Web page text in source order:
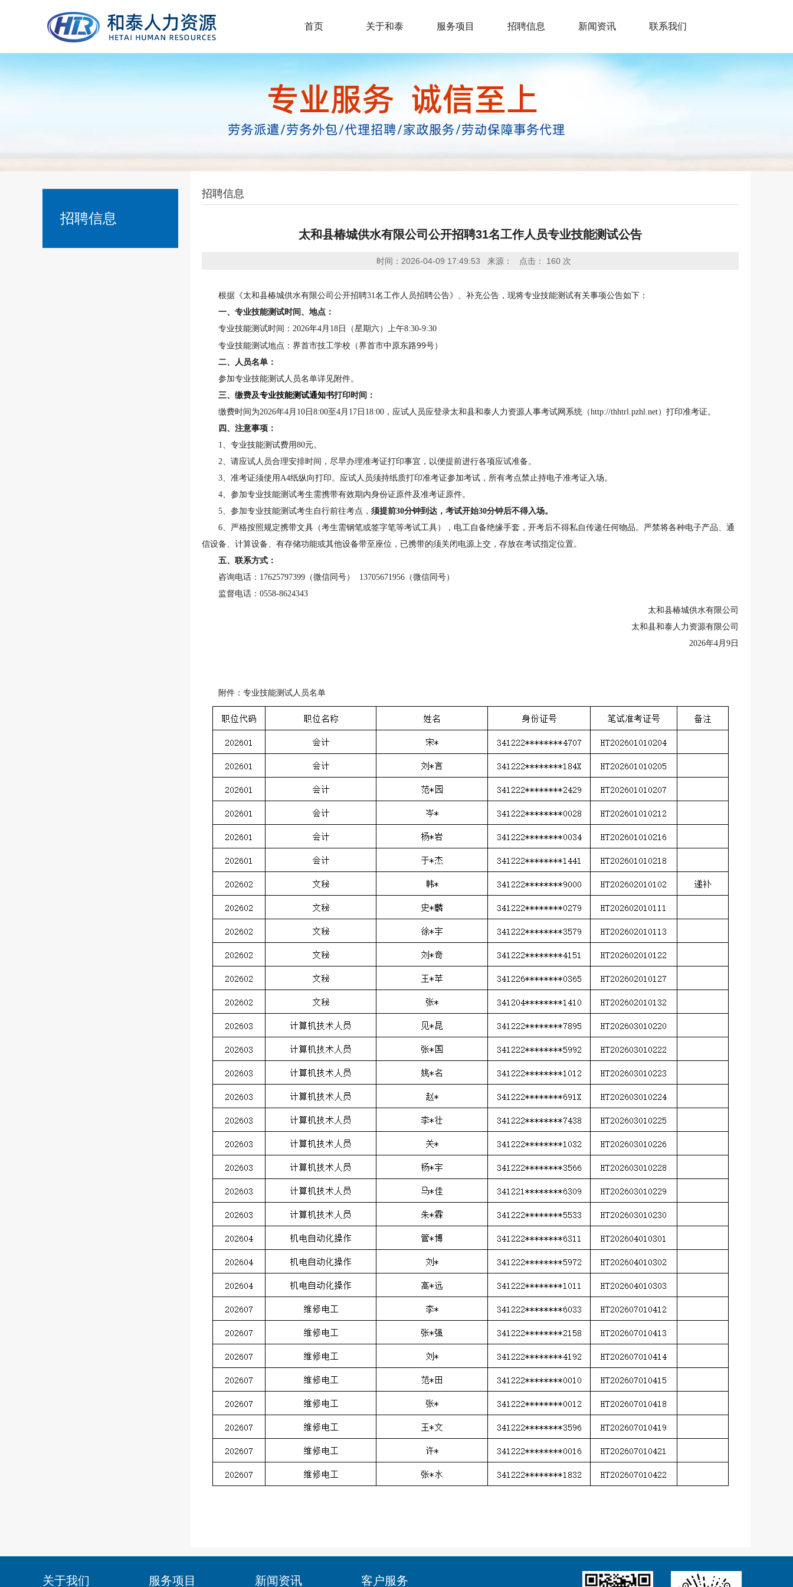
首页 关于和泰 服务项目 招聘信息 新闻资讯 联系我们
招聘信息
招聘信息
太和县椿城供水有限公司公开招聘31名工作人员专业技能测试公告
时间：2026-04-09 17:49:53 来源： 点击： 160 次
根据《太和县椿城供水有限公司公开招聘31名工作人员招聘公告》 、补充公告 ，现将专业技能测试有关事项公告如下：
一、 专业技能测试时间、地点：
专业技能测试时间： 2026年4月 18 日（星期六）上午8:30-9:30
专业技能测试地点： 界首市技工学校（界首市中原东路99号）
二、人员名单：
参加专业技能测试人员名单详见附件。
三、缴费及专业技能测试通知书打印时间：
缴费时间为2026年4月10日8:00至4月17日18:00，应试人员应登录太和县和泰人力资源人事考试网系统（http://thhtrl.pzhl.net）打印准考证。
四、注意事项：
1、 专业技能测试费用80元。
2、 请应试人员合理安排时间，尽早办理准考证打印事宜，以便提前进行各项应试准备。
3、准考证须使用A4纸纵向打印。应试人员须持纸质打印准考证参加考试，所有考点禁止持电子准考证入场。
4、参加专业技能测试考生需携带有效期内身份证原件及准考证原件。
5、参加专业技能测试考生自行前往考点， 须提前30分钟到达，考试开始30分钟后不得入场。
6、严格按照规定携带文具（考生需钢笔或签字笔等考试工具） ， 电工自备绝缘手套 ，开考后不得私自传递任何物品。严禁将各种电子产品、通
信设备、计算设备、有存储功能或其他设备带至座位，已携带的须关闭电源上交，存放在考试指定位置。
五、联系方式：
咨询电话： 17625797399（微信同号） 13705671956（微信同号）
监督电话： 0558-8624343
太和县椿城供水有限公司
太和县和泰人力资源有限公司
2026年4月9日
附件：专业技能测试人员名单
关于我们 服务项目 新闻资讯 客户服务